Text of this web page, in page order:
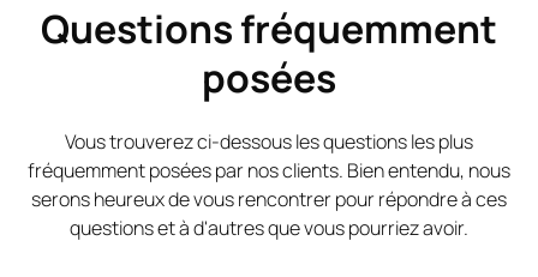
Questions fréquemment
posées
Vous trouverez ci-dessous les questions les plus
fréquemment posées par nos clients. Bien entendu, nous
serons heureux de vous rencontrer pour répondre à ces
questions et à d'autres que vous pourriez avoir.